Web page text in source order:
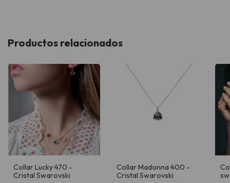
Productos relacionados
Collar Lucky 470 -
Cristal Swarovski
Collar Madonna 400 -
Cristal Swarovski